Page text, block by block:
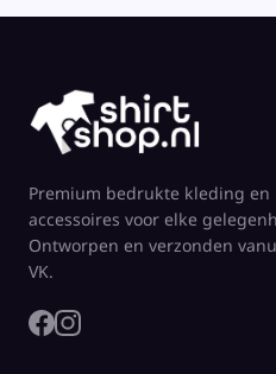
Premium bedrukte kleding en
accessoires voor elke
Ontworpen en verzonden
VK.